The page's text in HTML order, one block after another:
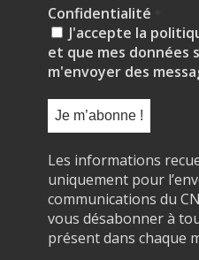
Confidentialité
J'accepte la
et que mes données
m'envoyer des
Les informations
uniquement pour
communications du
vous désabonner à
présent dans chaque